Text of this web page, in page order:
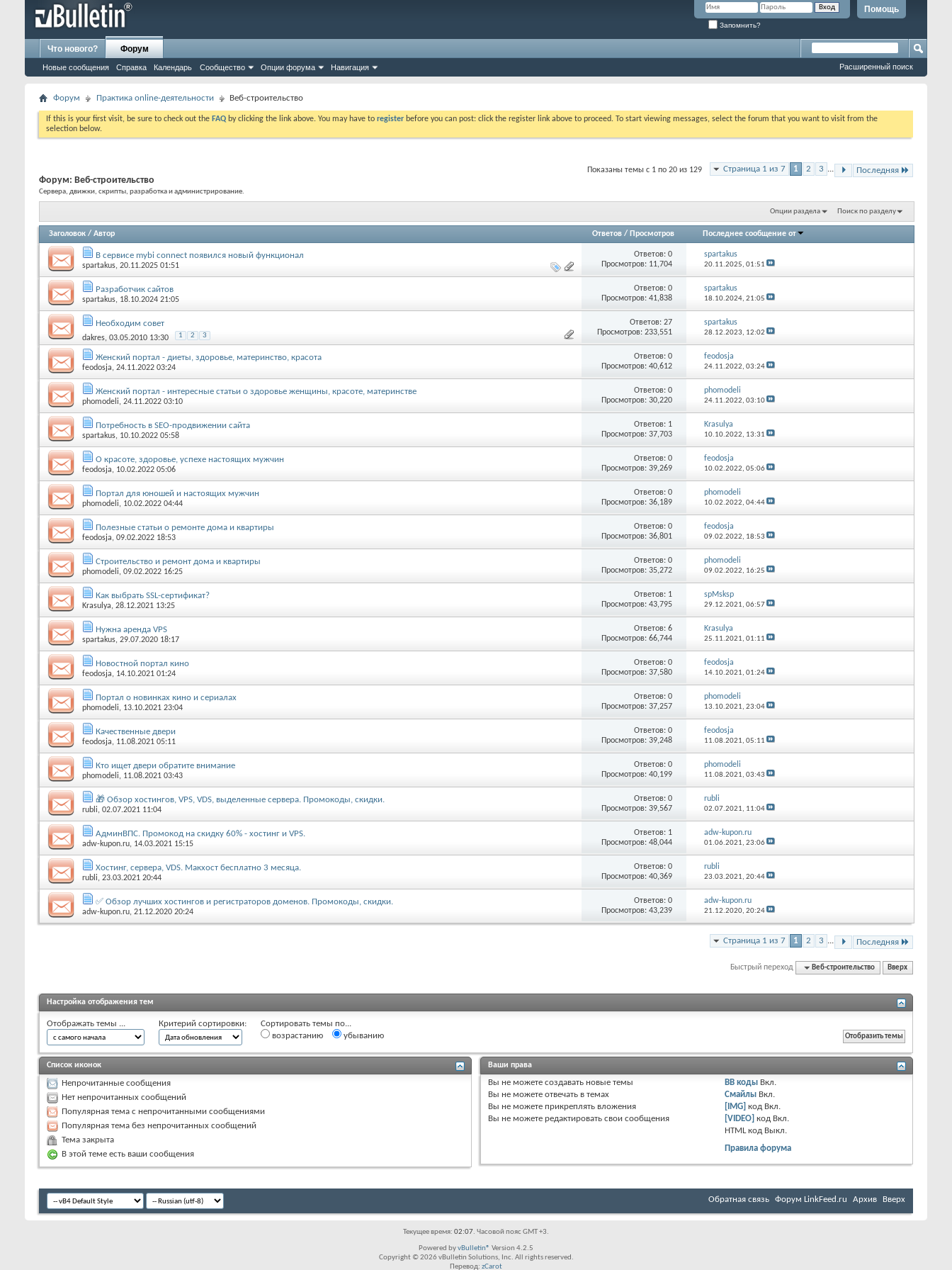
Помощь
Запомнить?
Что нового? Форум
Новые сообщения Справка Календарь Сообщество Опции форума Навигация Расширенный поиск
Форум Практика online-деятельности Веб-строительство
If this is your first visit, be sure to check out the FAQ by clicking the link above. You may have to register before you can post: click the register link above to proceed. To start viewing messages, select the forum that you want to visit from the
selection below.
Страница 1 из 7 1 2 3 ... Последняя
Показаны темы с 1 по 20 из 129
Форум: Веб-строительство
Сервера, движки, скрипты, разработка и администрирование.
Опции раздела Поиск по разделу
Заголовок / Автор Ответов / Просмотров Последнее сообщение от
В сервисе mybi connect появился новый функционал
spartakus, 20.11.2025 01:51
Ответов: 0
Просмотров: 11,704
spartakus
20.11.2025, 01:51
Разработчик сайтов
spartakus, 18.10.2024 21:05
Ответов: 0
Просмотров: 41,838
spartakus
18.10.2024, 21:05
Необходим совет
dakres, 03.05.2010 13:30 1 2 3
Ответов: 27
Просмотров: 233,551
spartakus
28.12.2023, 12:02
Женский портал - диеты, здоровье, материнство, красота
feodosja, 24.11.2022 03:24
Ответов: 0
Просмотров: 40,612
feodosja
24.11.2022, 03:24
Женский портал - интересные статьи о здоровье женщины, красоте, материнстве
phomodeli, 24.11.2022 03:10
Ответов: 0
Просмотров: 30,220
phomodeli
24.11.2022, 03:10
Потребность в SEO-продвижении сайта
spartakus, 10.10.2022 05:58
Ответов: 1
Просмотров: 37,703
Krasulya
10.10.2022, 13:31
О красоте, здоровье, успехе настоящих мужчин
feodosja, 10.02.2022 05:06
Ответов: 0
Просмотров: 39,269
feodosja
10.02.2022, 05:06
Портал для юношей и настоящих мужчин
phomodeli, 10.02.2022 04:44
Ответов: 0
Просмотров: 36,189
phomodeli
10.02.2022, 04:44
Полезные статьи о ремонте дома и квартиры
feodosja, 09.02.2022 18:53
Ответов: 0
Просмотров: 36,801
feodosja
09.02.2022, 18:53
Строительство и ремонт дома и квартиры
phomodeli, 09.02.2022 16:25
Ответов: 0
Просмотров: 35,272
phomodeli
09.02.2022, 16:25
Как выбрать SSL-сертификат?
Krasulya, 28.12.2021 13:25
Ответов: 1
Просмотров: 43,795
spMsksp
29.12.2021, 06:57
Нужна аренда VPS
spartakus, 29.07.2020 18:17
Ответов: 6
Просмотров: 66,744
Krasulya
25.11.2021, 01:11
Новостной портал кино
feodosja, 14.10.2021 01:24
Ответов: 0
Просмотров: 37,580
feodosja
14.10.2021, 01:24
Портал о новинках кино и сериалах
phomodeli, 13.10.2021 23:04
Ответов: 0
Просмотров: 37,257
phomodeli
13.10.2021, 23:04
Качественные двери
feodosja, 11.08.2021 05:11
Ответов: 0
Просмотров: 39,248
feodosja
11.08.2021, 05:11
Кто ищет двери обратите внимание
phomodeli, 11.08.2021 03:43
Ответов: 0
Просмотров: 40,199
phomodeli
11.08.2021, 03:43
🎁 Обзор хостингов, VPS, VDS, выделенные сервера. Промокоды, скидки.
rubli, 02.07.2021 11:04
Ответов: 0
Просмотров: 39,567
rubli
02.07.2021, 11:04
АдминВПС. Промокод на скидку 60% - хостинг и VPS.
adw-kupon.ru, 14.03.2021 15:15
Ответов: 1
Просмотров: 48,044
adw-kupon.ru
01.06.2021, 23:06
Хостинг, сервера, VDS. Макхост бесплатно 3 месяца.
rubli, 23.03.2021 20:44
Ответов: 0
Просмотров: 40,369
rubli
23.03.2021, 20:44
✅ Обзор лучших хостингов и регистраторов доменов. Промокоды, скидки.
adw-kupon.ru, 21.12.2020 20:24
Ответов: 0
Просмотров: 43,239
adw-kupon.ru
21.12.2020, 20:24
Страница 1 из 7 1 2 3 ... Последняя
Быстрый переход Веб-строительство Вверх
Настройка отображения тем
Отображать темы ... Критерий сортировки:
Сортировать темы по...
возрастанию
убыванию
Список иконок
Непрочитанные сообщения
Нет непрочитанных сообщений
Популярная тема с непрочитанными сообщениями
Популярная тема без непрочитанных сообщений
Тема закрыта
В этой теме есть ваши сообщения
Ваши права
Вы не можете создавать новые темы
Вы не можете отвечать в темах
Вы не можете прикреплять вложения
Вы не можете редактировать свои сообщения
BB коды Вкл.
Смайлы Вкл.
[IMG] код Вкл.
[VIDEO] код Вкл.
HTML код Выкл.
Правила форума
Обратная связь Форум LinkFeed.ru Архив Вверх
Текущее время: 02:07. Часовой пояс GMT +3.
Powered byvBulletin® Version 4.2.5
Copyright © 2026 vBulletin Solutions, Inc. All rights reserved.
Перевод: zCarot